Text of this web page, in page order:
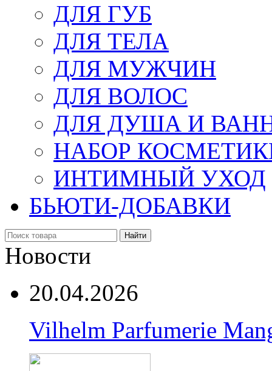
ДЛЯ ГУБ
ДЛЯ ТЕЛА
ДЛЯ МУЖЧИН
ДЛЯ ВОЛОС
ДЛЯ ДУША И
НАБОР
ИНТИМНЫЙ УХОД
БЬЮТИ-ДОБАВКИ
Найти
Новости
20.04.2026
Vilhelm Parfumerie